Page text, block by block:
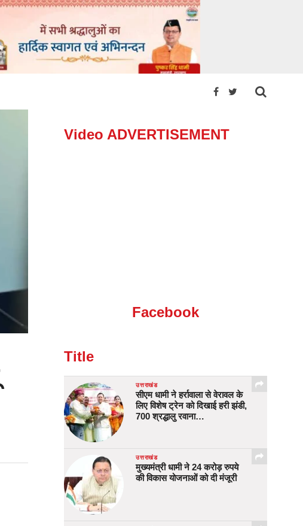
Video ADVERTISEMENT
Facebook
Title
उत्तराखंड
सीएम धामी ने हर्रावाला से वेरावल के
लिए विशेष ट्रेन को दिखाई हरी झंडी,
700 श्रद्धालु रवाना…
उत्तराखंड
मुख्यमंत्री धामी ने 24 करोड़ रुपये
की विकास योजनाओं को दी मंजूरी